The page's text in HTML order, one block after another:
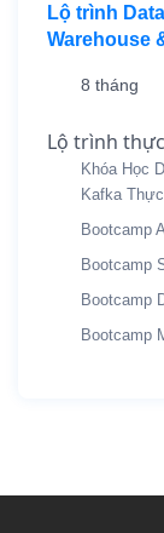
Lộ trình
Warehouse
8 tháng
Lộ trình
Khóa Học
Kafka
Bootcamp
Bootcamp
Bootcamp
Bootcamp